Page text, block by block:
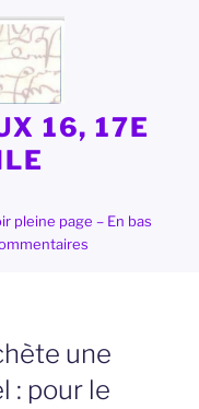
16, 17E
pleine page – En bas
une
: pour le